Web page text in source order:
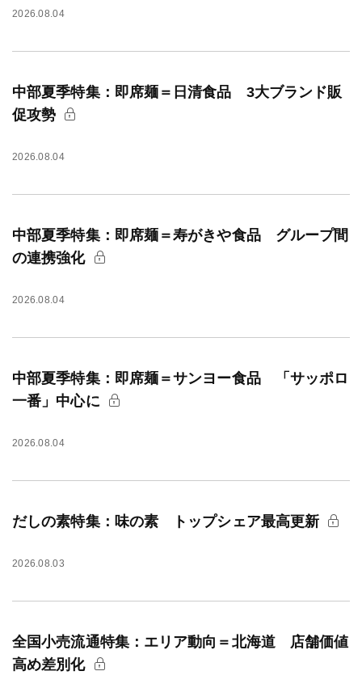
2026.08.04
中部夏季特集：即席麺＝日清食品 3大ブランド販
促攻勢
2026.08.04
中部夏季特集：即席麺＝寿がきや食品 グループ間
の連携強化
2026.08.04
中部夏季特集：即席麺＝サンヨー食品 「サッポロ
一番」中心に
2026.08.04
だしの素特集：味の素 トップシェア最高更新
2026.08.03
全国小売流通特集：エリア動向＝北海道 店舗価値
高め差別化